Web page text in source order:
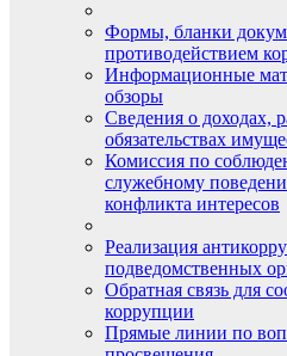
Формы, бланки
противодействием
Информационные
обзоры
Сведения о доходах,
обязательствах
Комиссия по
служебному
конфликта интересов
Реализация
подведомственных
Обратная связь для
коррупции
Прямые линии по